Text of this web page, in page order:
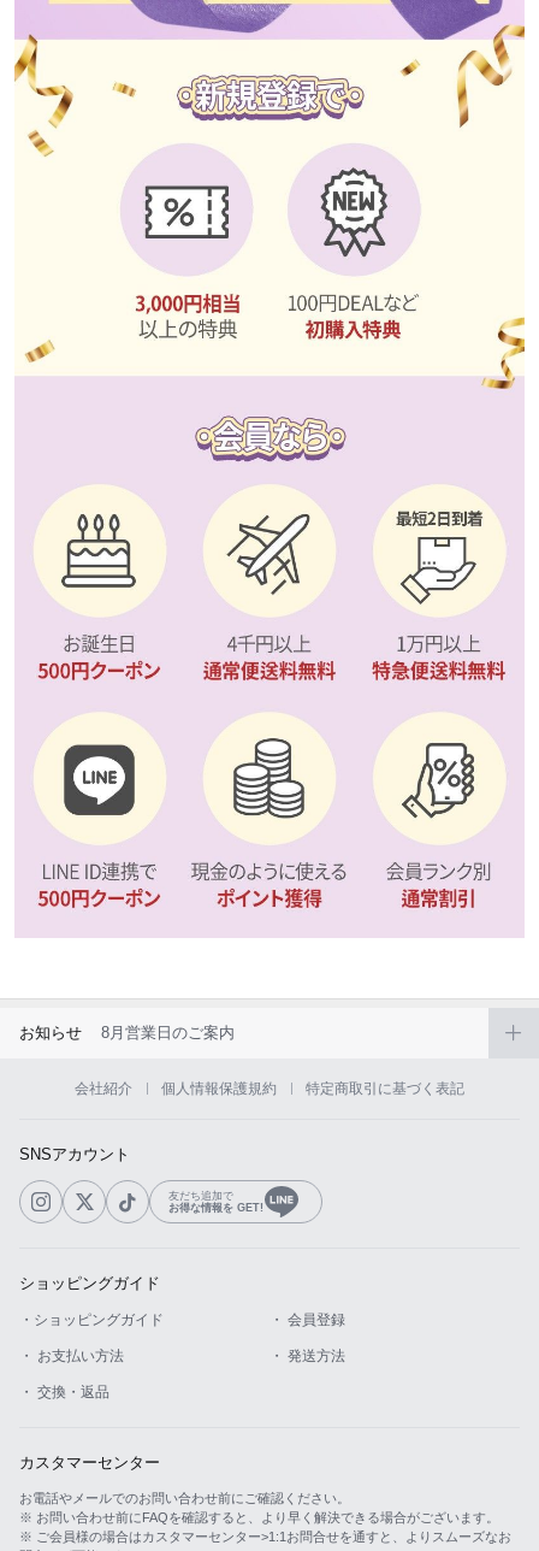
お知らせ 8月営業日のご案内
会社紹介 個人情報保護規約 特定商取引に基づく表記
SNSアカウント
友だち追加で
お得な情報を GET!
ショッピングガイド
・ショッピングガイド ・ 会員登録
・ お支払い方法 ・ 発送方法
・ 交換・返品
カスタマーセンター
お電話やメールでのお問い合わせ前にご確認ください。
※ お問い合わせ前にFAQを確認すると、より早く解決できる場合がございます。
※ ご会員様の場合はカスタマーセンター>1:1お問合せを通すと、よりスムーズなお